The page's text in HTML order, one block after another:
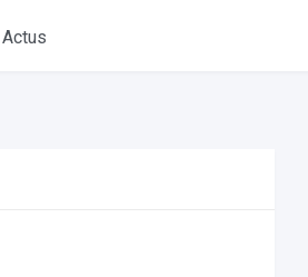
Actus